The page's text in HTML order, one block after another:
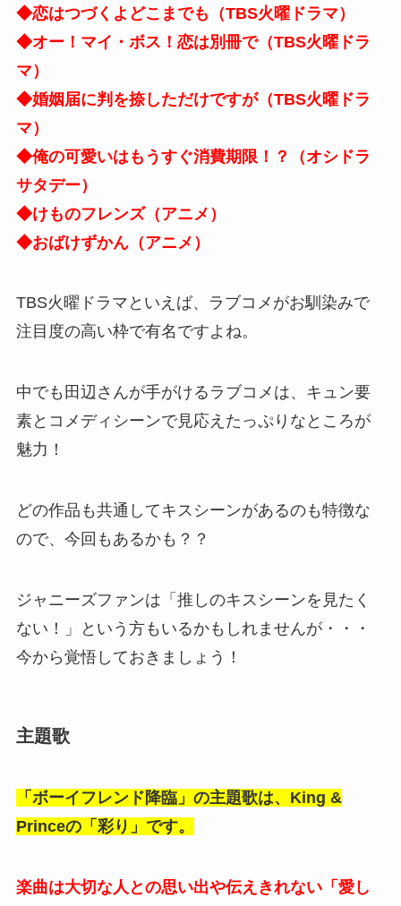
◆恋はつづくよどこまでも（TBS火曜ドラマ）
◆オー！マイ・ボス！恋は別冊で（TBS火曜ドラ
マ）
◆婚姻届に判を捺しただけですが（TBS火曜ドラ
マ）
◆俺の可愛いはもうすぐ消費期限！？（オシドラ
サタデー）
◆けものフレンズ（アニメ）
◆おばけずかん（アニメ）
TBS火曜ドラマといえば、ラブコメがお馴染みで
注目度の高い枠で有名ですよね。
中でも田辺さんが手がけるラブコメは、キュン要
素とコメディシーンで見応えたっぷりなところが
魅力！
どの作品も共通してキスシーンがあるのも特徴な
ので、今回もあるかも？？
ジャニーズファンは「推しのキスシーンを見たく
ない！」という方もいるかもしれませんが・・・
今から覚悟しておきましょう！
主題歌
「ボーイフレンド降臨」の主題歌は、King &
Princeの「彩り」です。
楽曲は大切な人との思い出や伝えきれない「愛し